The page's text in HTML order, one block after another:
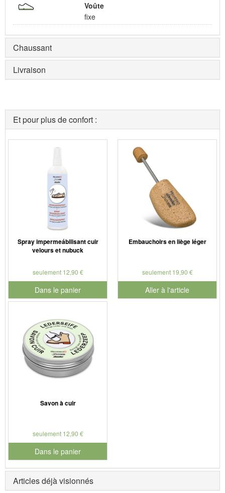
Voûte
fixe
Chaussant
Livraison
Et pour plus de confort :
Spray impermeábilisant cuir
velours et nubuck
seulement 12,90 €
Dans le panier
pour le numéro de produit 901179
Embauchoirs en liège léger
seulement 19,90 €
Aller à l'article
Savon à cuir
seulement 12,90 €
Dans le panier
pour le numéro de produit 901127
Articles déjà visionnés